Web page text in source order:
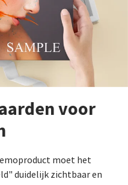
voor
moet het
duidelijk zichtbaar en